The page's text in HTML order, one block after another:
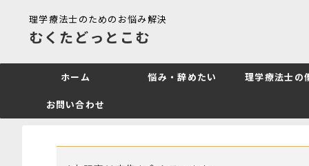
理学療法士のためのお悩み解決
むくたどっとこむ
ホーム 悩み・辞めたい 理学療法士の
お問い合わせ